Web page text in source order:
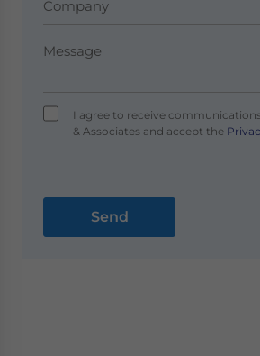
I agree to receive
& Associates and accept the